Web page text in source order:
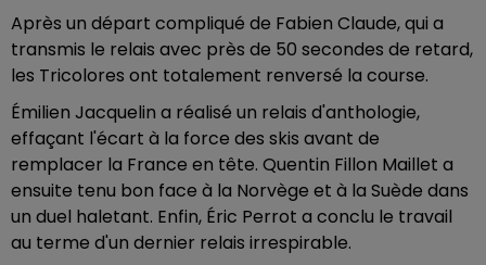
Après un départ compliqué de Fabien Claude, qui a
transmis le relais avec près de 50 secondes de retard,
les Tricolores ont totalement renversé la course.
Émilien Jacquelin a réalisé un relais d'anthologie,
effaçant l'écart à la force des skis avant de
remplacer la France en tête. Quentin Fillon Maillet a
ensuite tenu bon face à la Norvège et à la Suède dans
un duel haletant. Enfin, Éric Perrot a conclu le travail
au terme d'un dernier relais irrespirable.